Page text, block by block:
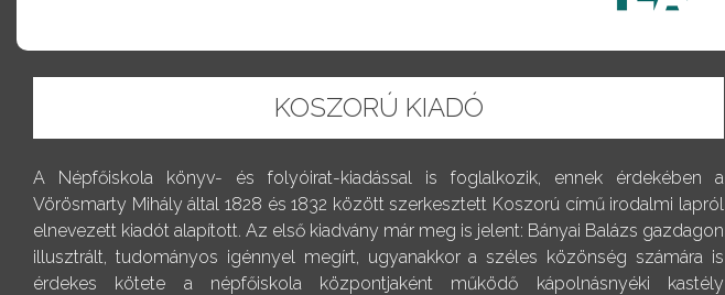
KOSZORÚ KIADÓ
A Népfőiskola könyv- és folyóirat-kiadással is foglalkozik, ennek érdekében a
Vörösmarty Mihály által 1828 és 1832 között szerkesztett Koszorú című irodalmi lapról
elnevezett kiadót alapított. Az első kiadvány már meg is jelent: Bányai Balázs gazdagon
illusztrált, tudományos igénnyel megírt, ugyanakkor a széles közönség számára is
érdekes kötete a népfőiskola központjaként működő kápolnásnyéki kastély